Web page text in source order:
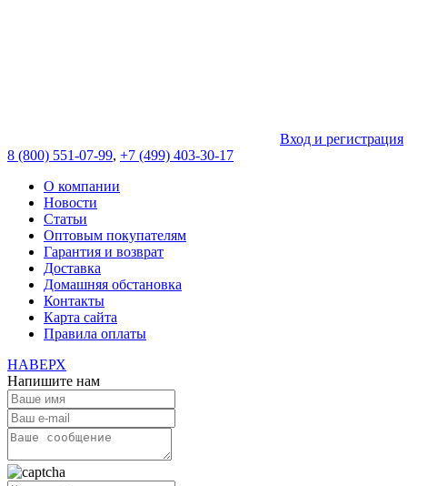
Вход и регистрация
8 (800) 551-07-99, +7 (499) 403-30-17
О компании
Новости
Статьи
Оптовым покупателям
Гарантия и возврат
Доставка
Домашняя обстановка
Контакты
Карта сайта
Правила оплаты
НАВЕРХ
Напишите нам